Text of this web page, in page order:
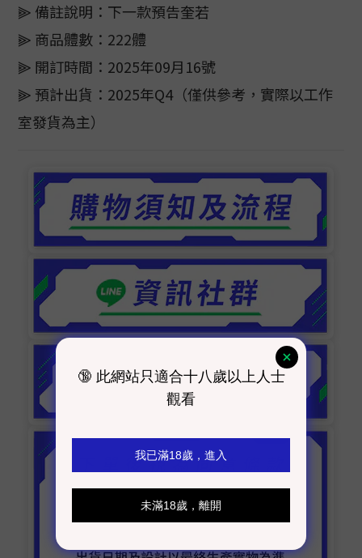
⫸ 備註說明：下一款預告奎若
⫸ 商品體數：222體
⫸ 開訂時間：2025年09月16號
⫸ 預計出貨：2025年Q4（僅供參考，實際以工作
室發貨為主）